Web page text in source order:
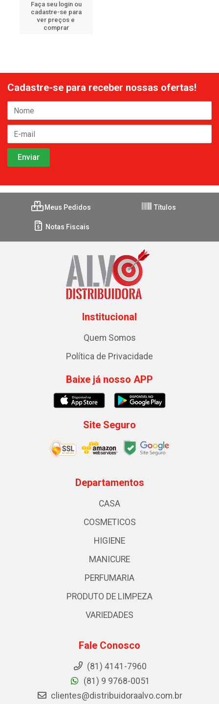
Faça seu login ou
cadastre-se para
ver preços e
comprar
Cadastre-se para receber nossas ofertas!
Meus Pedidos Títulos
Notas Fiscais
Institucional
Quem Somos
Política de Privacidade
Baixe já nosso APP
Site Seguro
Departamentos
CASA
COSMETICOS
HIGIENE
MANICURE
PERFUMARIA
PRODUTO DE LIMPEZA
VARIEDADES
Fale Conosco
(81) 4141-7960
(81) 9 9768-0051
clientes@distribuidoraalvo.com.br